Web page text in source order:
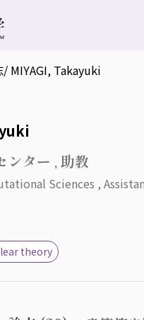
/ MIYAGI, Takayuki
ンター , 助教
Sciences ,
theory